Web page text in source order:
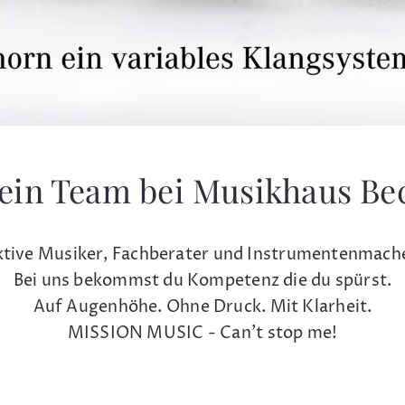
Team bei Musikhaus
Musiker, Fachberater und
Bei uns bekommst du Kompetenz die du spürst.
Auf Augenhöhe. Ohne Druck. Mit Klarheit.
MISSION MUSIC - Can't stop me!